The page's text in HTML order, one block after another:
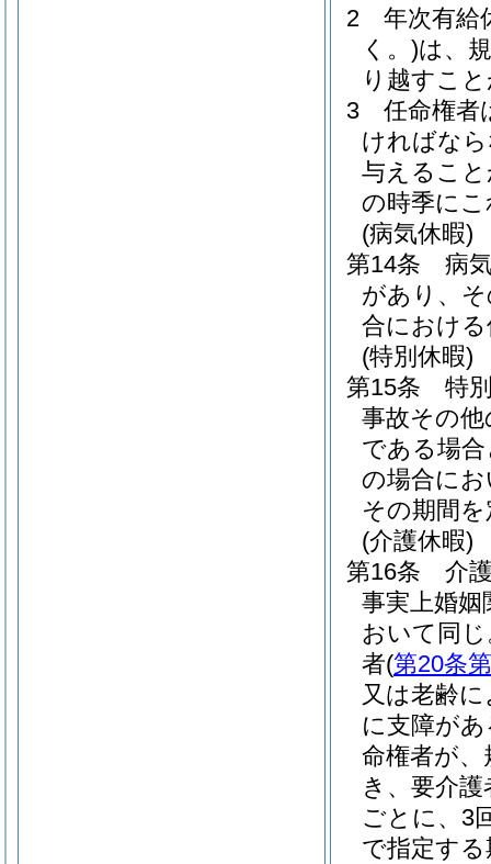
2
年次有給
く。)は、
り越すこ
3
任命権者
ければな
与えるこ
の時季に
(病気休暇)
第14条
病
があり、
合におけ
(特別休暇)
第15条
特
事故その
である場
の場合に
その期間
(介護休暇)
第16条
介
事実上婚
おいて同じ
者(第20条
又は老齢
に支障が
命権者が
き、要介
ごとに、3
で指定する